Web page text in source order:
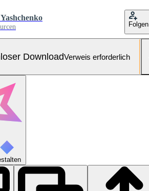
Folgen
DownloadVerweis erforderlich